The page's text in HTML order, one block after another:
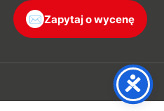
✉ Zapytaj o wycenę